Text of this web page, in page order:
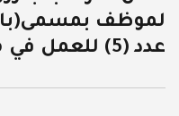
التالية:
لموظف
عدد (5) للعمل في مدينة الأحساء.